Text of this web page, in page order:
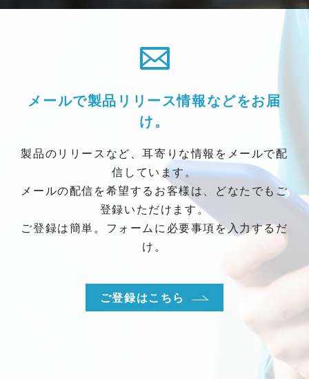
メールで製品リリース情報などをお届
け。
製品のリリースなど、耳寄りな情報をメールで配
信しています。
メールの配信を希望するお客様は、どなたでもご
登録いただけます。
ご登録は簡単。フォームに必要事項を入力するだ
け。
ご登録はこちら